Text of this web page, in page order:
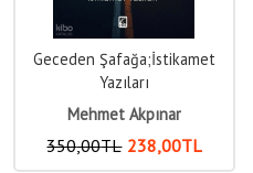
Geceden Şafağa;İstikamet
Yazıları
Mehmet Akpınar
350,00TL 238,00TL